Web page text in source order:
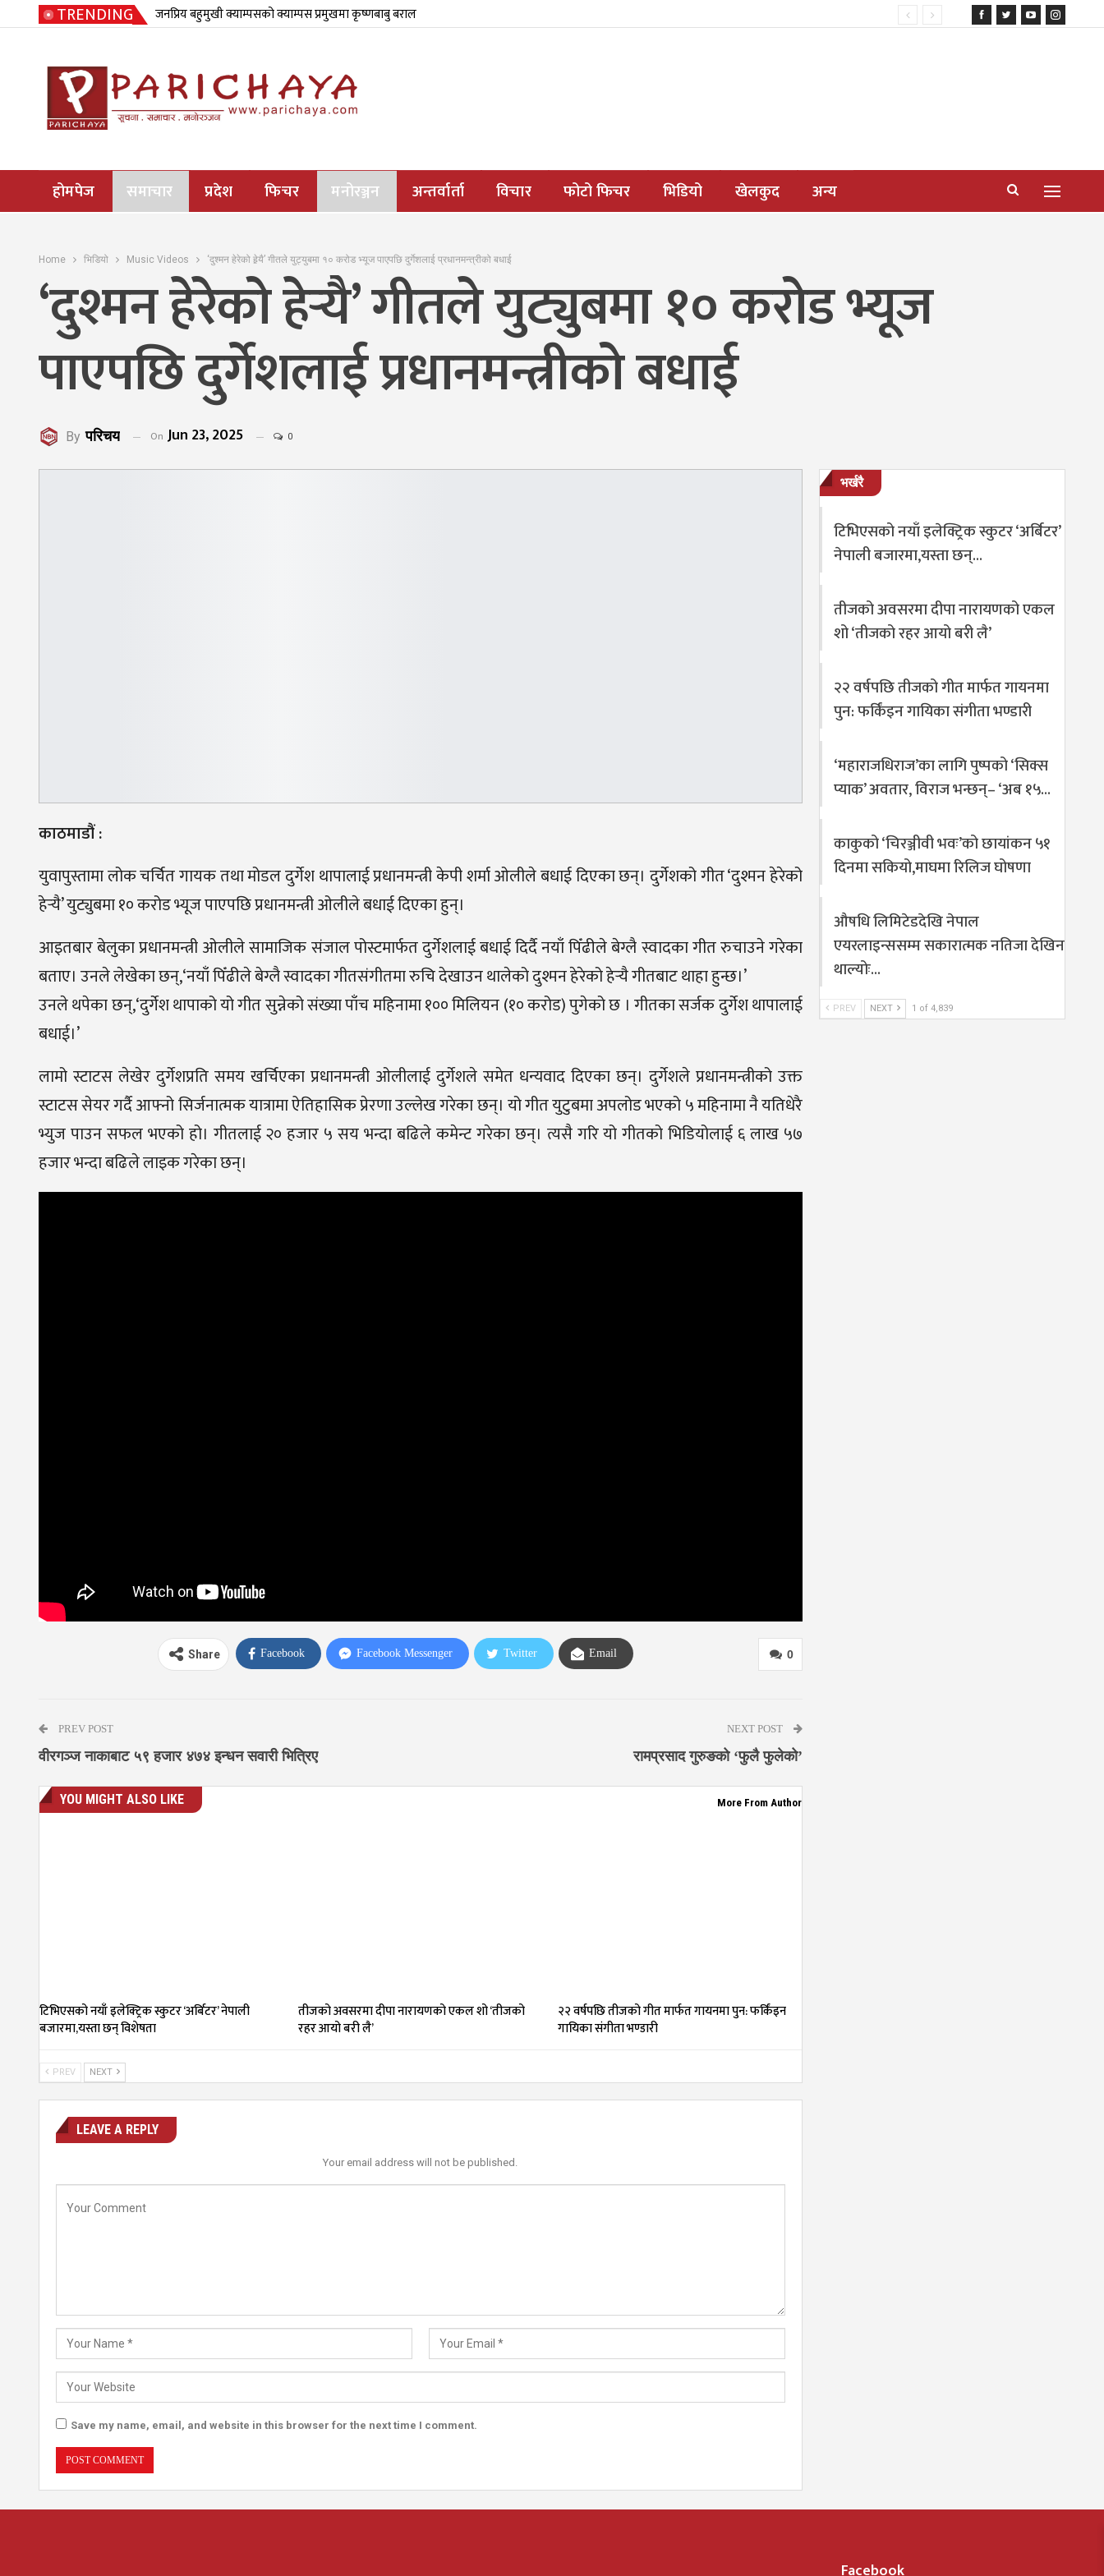
TRENDING जनप्रिय बहुमुखी क्याम्पसको क्याम्पस प्रमुखमा कृष्णबाबु बराल
होमपेज समाचार प्रदेश फिचर मनोरञ्जन अन्तर्वार्ता विचार फोटो फिचर भिडियो खेलकुद अन्य
Home भिडियो Music Videos ‘दुश्मन हेरेको हेर्‍यै’ गीतले युट्युबमा १० करोड भ्यूज पाएपछि दुर्गेशलाई प्रधानमन्त्रीको बधाई
‘दुश्मन हेरेको हेर्‍यै’ गीतले युट्युबमा १० करोड भ्यूज
पाएपछि दुर्गेशलाई प्रधानमन्त्रीको बधाई
By परिचय On Jun 23, 2025 0
काठमाडौं :
युवापुस्तामा लोक चर्चित गायक तथा मोडल दुर्गेश थापालाई प्रधानमन्त्री केपी शर्मा ओलीले बधाई दिएका छन्। दुर्गेशको गीत ‘दुश्मन हेरेको
हेर्‍यै’ युट्युबमा १० करोड भ्यूज पाएपछि प्रधानमन्त्री ओलीले बधाई दिएका हुन्।
आइतबार बेलुका प्रधानमन्त्री ओलीले सामाजिक संजाल पोस्टमार्फत दुर्गेशलाई बधाई दिर्दै नयाँ पिँढीले बेग्लै स्वादका गीत रुचाउने गरेका
बताए। उनले लेखेका छन्,‘नयाँ पिँढीले बेग्लै स्वादका गीतसंगीतमा रुचि देखाउन थालेको दुश्मन हेरेको हेर्‍यै गीतबाट थाहा हुन्छ।’
उनले थपेका छन्,‘दुर्गेश थापाको यो गीत सुन्नेको संख्या पाँच महिनामा १०० मिलियन (१० करोड) पुगेको छ । गीतका सर्जक दुर्गेश थापालाई
बधाई।’
लामो स्टाटस लेखेर दुर्गेशप्रति समय खर्चिएका प्रधानमन्त्री ओलीलाई दुर्गेशले समेत धन्यवाद दिएका छन्। दुर्गेशले प्रधानमन्त्रीको उक्त
स्टाटस सेयर गर्दै आफ्नो सिर्जनात्मक यात्रामा ऐतिहासिक प्रेरणा उल्लेख गरेका छन्। यो गीत युटुबमा अपलोड भएको ५ महिनामा नै यतिधेरै
भ्युज पाउन सफल भएको हो। गीतलाई २० हजार ५ सय भन्दा बढिले कमेन्ट गरेका छन्। त्यसै गरि यो गीतको भिडियोलाई ६ लाख ५७
हजार भन्दा बढिले लाइक गरेका छन्।
0
Share Facebook Facebook Messenger Twitter Email
PREV POST
वीरगञ्ज नाकाबाट ५९ हजार ४७४ इन्धन सवारी भित्रिए
NEXT POST
रामप्रसाद गुरुङको ‘फुलै फुलेको’
YOU MIGHT ALSO LIKE More From Author
टिभिएसको नयाँ इलेक्ट्रिक स्कुटर ‘अर्बिटर’ नेपाली
बजारमा,यस्ता छन् विशेषता
तीजको अवसरमा दीपा नारायणको एकल शो ‘तीजको
रहर आयो बरी लै’
२२ वर्षपछि तीजको गीत मार्फत गायनमा पुन: फर्किंइन
गायिका संगीता भण्डारी
PREV NEXT
LEAVE A REPLY
Your email address will not be published.
Save my name, email, and website in this browser for the next time I comment.
भर्खरै
टिभिएसको नयाँ इलेक्ट्रिक स्कुटर ‘अर्बिटर’
नेपाली बजारमा,यस्ता छन्…
तीजको अवसरमा दीपा नारायणको एकल
शो ‘तीजको रहर आयो बरी लै’
२२ वर्षपछि तीजको गीत मार्फत गायनमा
पुन: फर्किंइन गायिका संगीता भण्डारी
‘महाराजधिराज’का लागि पुष्पको ‘सिक्स
प्याक’ अवतार, विराज भन्छन्– ‘अब १५…
काकुको ‘चिरञ्जीवी भवः’को छायांकन ५१
दिनमा सकियो,माघमा रिलिज घोषणा
औषधि लिमिटेडदेखि नेपाल
एयरलाइन्ससम्म सकारात्मक नतिजा देखिन
थाल्योः…
PREV NEXT 1 of 4,839